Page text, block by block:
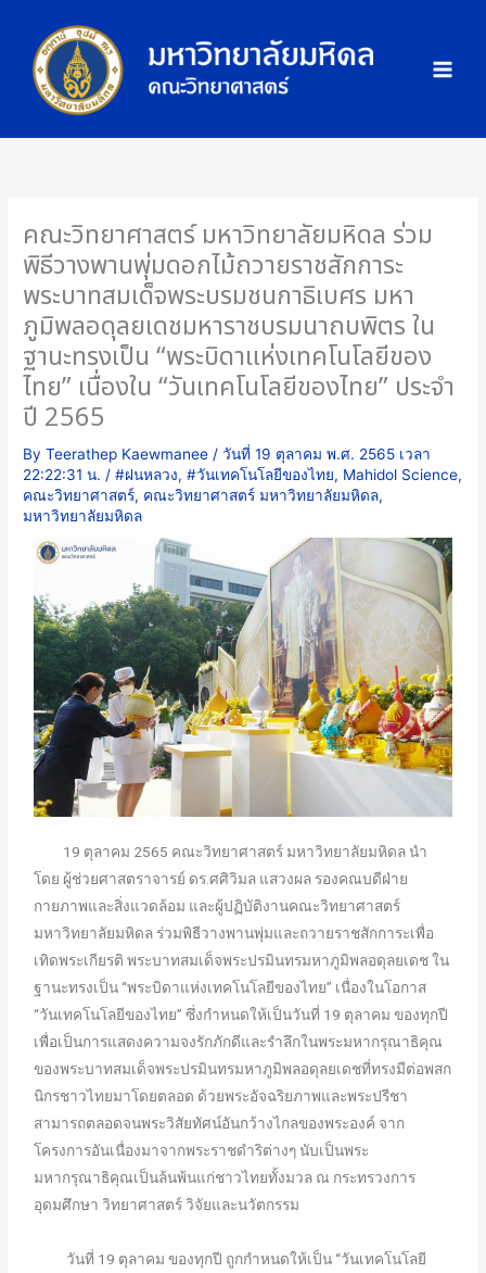
content
คณะวิทยาศาสตร์ มหาวิทยาลัยมหิดล ร่วม
พิธีวางพานพุ่มดอกไม้ถวายราชสักการะ
พระบาทสมเด็จพระบรมชนกาธิเบศร มหา
ภูมิพลอดุลยเดชมหาราชบรมนาถบพิตร ใน
ฐานะทรงเป็น “พระบิดาแห่งเทคโนโลยีของ
ไทย” เนื่องใน “วันเทคโนโลยีของไทย” ประจำ
ปี 2565
ByTeerathep Kaewmanee /วันที่ 19 ตุลาคม พ.ศ. 2565 เวลา
22:22:31 น. /#ฝนหลวง,#วันเทคโนโลยีของไทย, Mahidol Science,
คณะวิทยาศาสตร์, คณะวิทยาศาสตร์ มหาวิทยาลัยมหิดล,
มหาวิทยาลัยมหิดล
19 ตุลาคม 2565 คณะวิทยาศาสตร์ มหาวิทยาลัยมหิดล นำ
โดย ผู้ช่วยศาสตราจารย์ ดร.ศศิวิมล แสวงผล รองคณบดีฝ่าย
กายภาพและสิ่งแวดล้อม และผู้ปฏิบัติงานคณะวิทยาศาสตร์
มหาวิทยาลัยมหิดล ร่วมพิธีวางพานพุ่มและถวายราชสักการะเพื่อ
เทิดพระเกียรติ พระบาทสมเด็จพระปรมินทรมหาภูมิพลอดุลยเดช ใน
ฐานะทรงเป็น “พระบิดาแห่งเทคโนโลยีของไทย” เนื่องในโอกาส
“วันเทคโนโลยีของไทย” ซึ่งกำหนดให้เป็นวันที่ 19 ตุลาคม ของทุกปี
เพื่อเป็นการแสดงความจงรักภักดีและรำลึกในพระมหากรุณาธิคุณ
ของพระบาทสมเด็จพระปรมินทรมหาภูมิพลอดุลยเดชที่ทรงมีต่อพสก
นิกรชาวไทยมาโดยตลอด ด้วยพระอัจฉริยภาพและพระปรีชา
สามารถตลอดจนพระวิสัยทัศน์อันกว้างไกลของพระองค์ จาก
โครงการอันเนื่องมาจากพระราชดำริต่างๆ นับเป็นพระ
มหากรุณาธิคุณเป็นล้นพ้นแก่ชาวไทยทั้งมวล ณ กระทรวงการ
อุดมศึกษา วิทยาศาสตร์ วิจัยและนวัตกรรม
วันที่ 19 ตุลาคม ของทุกปี ถูกกำหนดให้เป็น “วันเทคโนโลยี
ม